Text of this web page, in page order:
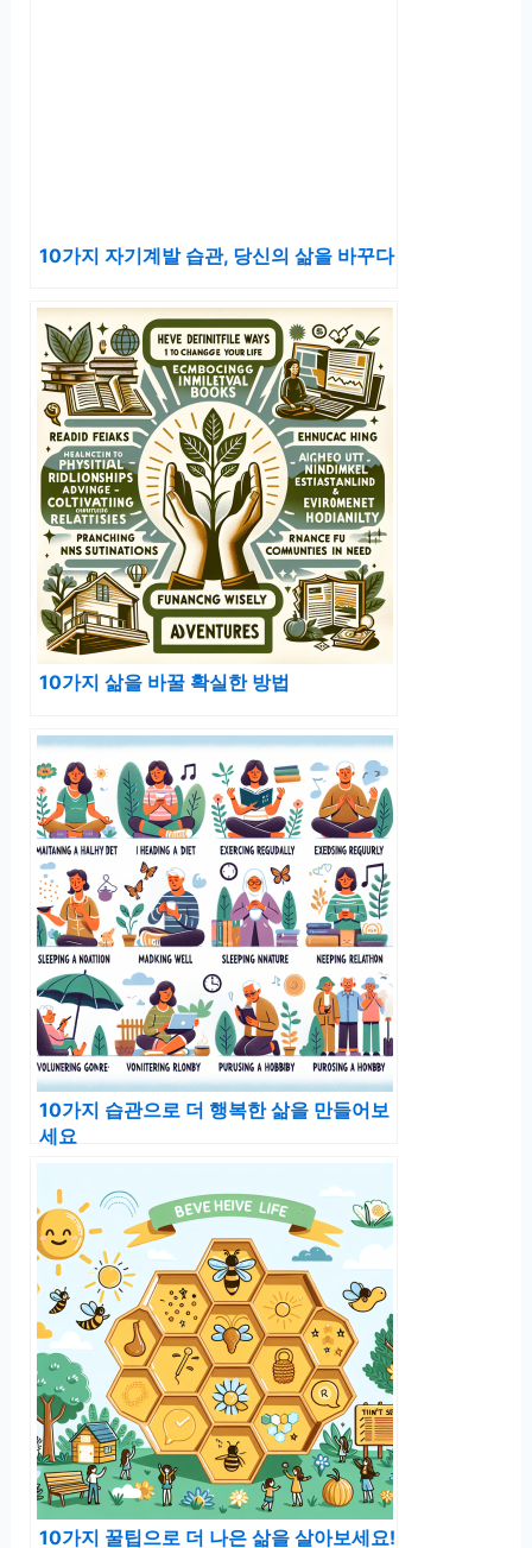
10가지 자기계발 습관, 당신의 삶을 바꾸다
10가지 삶을 바꿀 확실한 방법
10가지 습관으로 더 행복한 삶을 만들어보
세요
10가지 꿀팁으로 더 나은 삶을 살아보세요!